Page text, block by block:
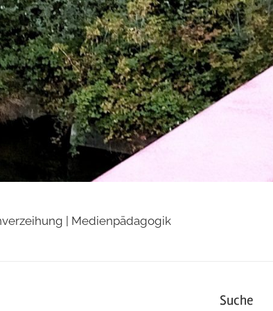
| Medienpädagogik
Suche